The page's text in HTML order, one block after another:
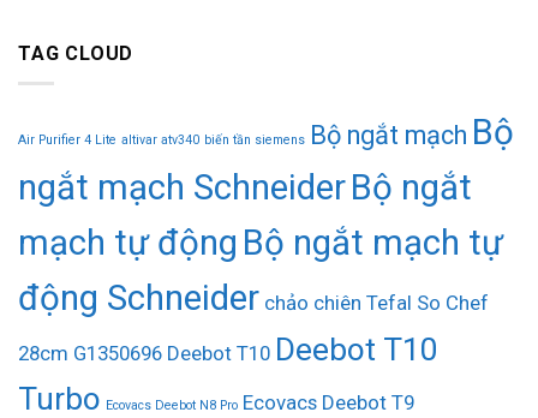
TAG CLOUD
Air Purifier 4 Lite altivar atv340 biến tần siemens Bộ ngắt mạch Bộ
ngắt mạch SchneiderBộ ngắt
mạch tự động Bộ ngắt mạch tự
động Schneider chảo chiên Tefal So Chef
28cm G1350696 Deebot T10 Deebot T10
Turbo Ecovacs Deebot N8 Pro Ecovacs Deebot T9